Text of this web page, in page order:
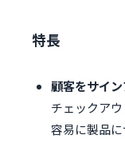
特長
顧客をサイ
チェックア
容易に製品に